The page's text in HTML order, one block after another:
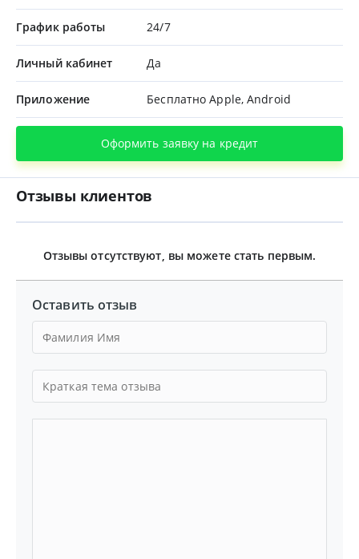
График работы 24/7
Личный кабинет Да
Приложение Бесплатно Apple, Android
Оформить заявку на кредит
Отзывы клиентов
Отзывы отсутствуют, вы можете стать первым.
Оставить отзыв